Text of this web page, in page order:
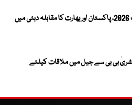
ویمنز ایشیا کپ 2026، پاکستان اور بھارت کا مقابلہ دبئی میں
بی بی سے جیل میں ملاقات کیلئے